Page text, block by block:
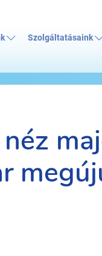
Szolgáltatásaink